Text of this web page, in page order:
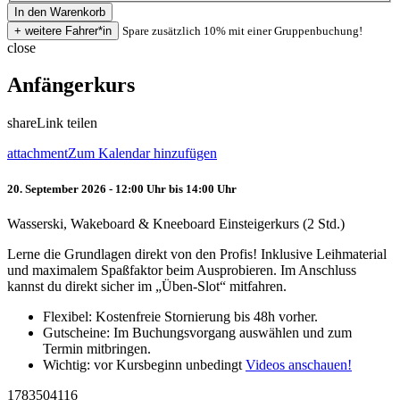
Spare zusätzlich 10% mit einer Gruppenbuchung!
close
Anfängerkurs
shareLink teilen
attachmentZum Kalendar hinzufügen
20. September 2026 - 12:00 Uhr bis 14:00 Uhr
Wasserski, Wakeboard & Kneeboard Einsteigerkurs (2 Std.)
Lerne die Grundlagen direkt von den Profis! Inklusive Leihmaterial
und maximalem Spaßfaktor beim Ausprobieren. Im Anschluss
kannst du direkt sicher im „Üben-Slot“ mitfahren.
Flexibel: Kostenfreie Stornierung bis 48h vorher.
Gutscheine: Im Buchungsvorgang auswählen und zum
Termin mitbringen.
Wichtig: vor Kursbeginn unbedingt Videos anschauen!
1783504116